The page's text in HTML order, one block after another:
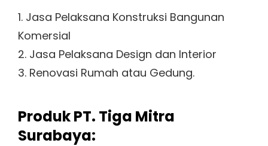
1. Jasa Pelaksana Konstruksi Bangunan
Komersial
2. Jasa Pelaksana Design dan Interior
3. Renovasi Rumah atau Gedung.
Produk PT. Tiga Mitra
Surabaya: